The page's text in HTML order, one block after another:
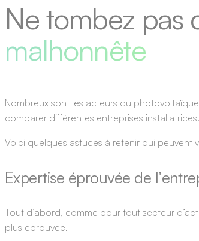
Ne tombez pas
malhonnête
Nombreux sont les acteurs du
comparer différentes entreprises installatrices.
Voici quelques astuces à retenir qui peuvent
Expertise éprouvée de
Tout d’abord, comme pour tout secteur
plus éprouvée.